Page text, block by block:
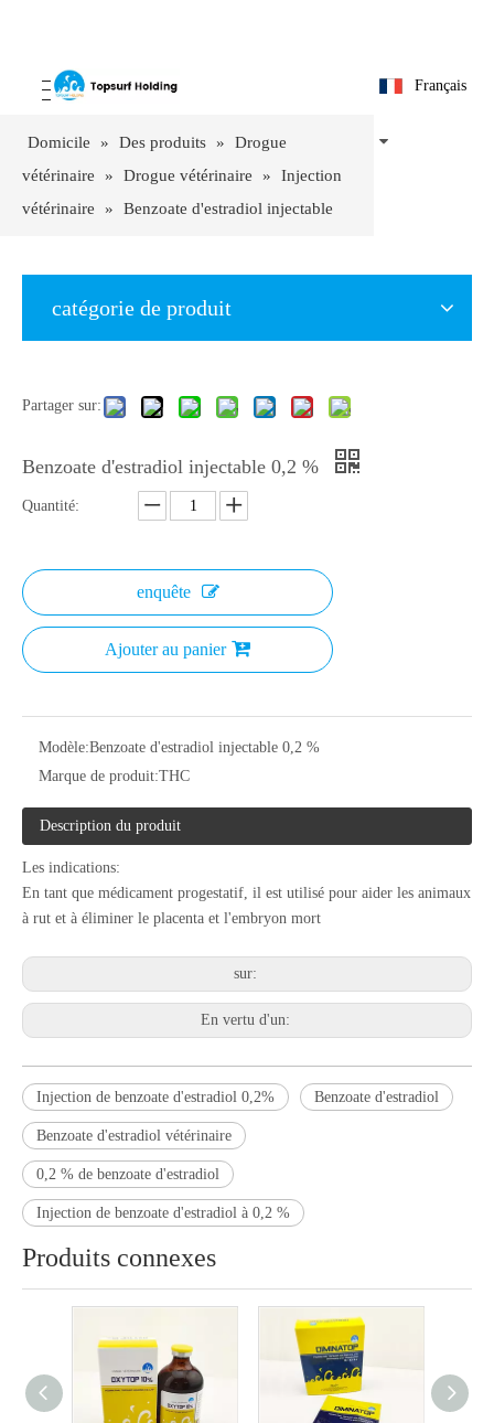
Français
Domicile » Des produits »
Drogue
vétérinaire
» Drogue vétérinaire »
Injection
vétérinaire
»
Benzoate d'estradiol injectable
catégorie de produit
Partager sur:
Benzoate d'estradiol injectable 0,2 %
Quantité:
enquête
Ajouter au panier
Modèle:Benzoate d'estradiol injectable 0,2 %
Marque de produit:THC
Description du produit
Les indications:
En tant que médicament progestatif, il est utilisé pour aider les animaux
à rut et à éliminer le placenta et l'embryon mort
sur:
En vertu d'un:
Injection de benzoate d'estradiol 0,2% Benzoate d'estradiol
Benzoate d'estradiol vétérinaire
0,2 % de benzoate d'estradiol
Injection de benzoate d'estradiol à 0,2 %
Produits connexes